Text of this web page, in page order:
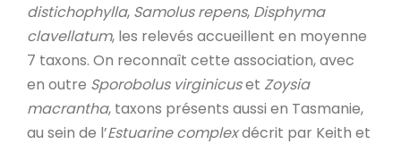
distichophylla, Samolus repens, Disphyma
clavellatum, les relevés accueillent en moyenne
7 taxons. On reconnaît cette association, avec
en outre Sporobolus virginicuset Zoysia
macrantha, taxons présents aussi en Tasmanie,
au sein de l’Estuarine complexdécrit par Keith et